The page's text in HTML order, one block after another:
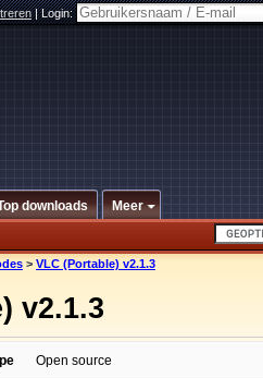
|Login:
downloads Meer
> VLC (Portable) v2.1.3
v2.1.3
Open source